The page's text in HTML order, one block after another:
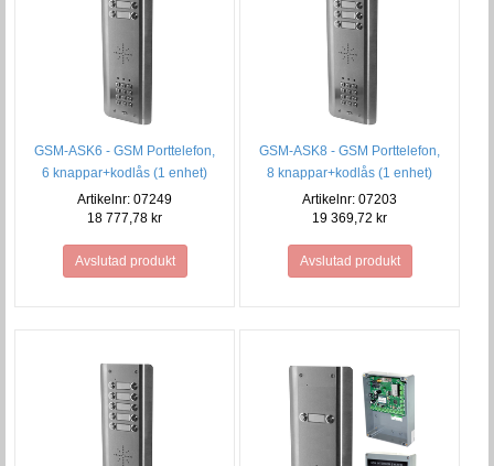
GSM-ASK6 - GSM Porttelefon,
6 knappar+kodlås (1 enhet)
Artikelnr: 07249
18 777,78 kr
Avslutad produkt
GSM-ASK8 - GSM Porttelefon,
8 knappar+kodlås (1 enhet)
Artikelnr: 07203
19 369,72 kr
Avslutad produkt